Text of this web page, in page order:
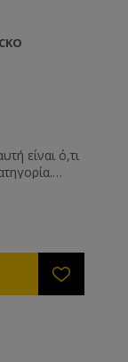
είναι ό,τι
λάστιχα
το